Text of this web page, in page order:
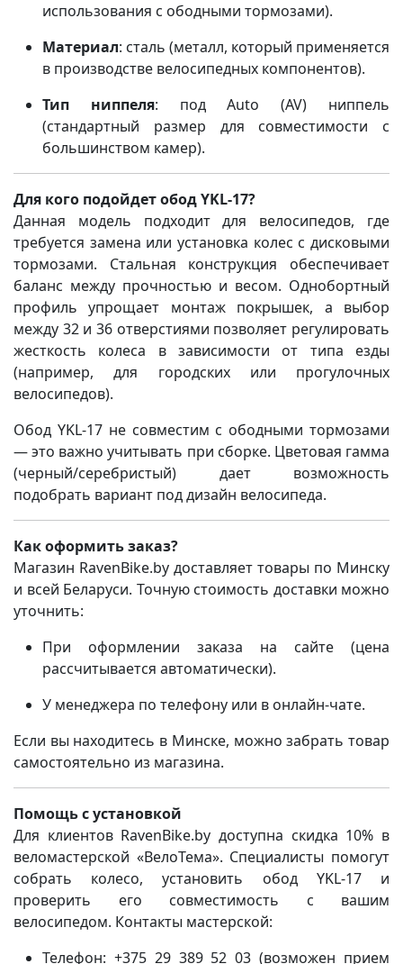
использования с ободными тормозами).
Материал: сталь (металл, который применяется
в производстве велосипедных компонентов).
Тип ниппеля: под Auto (AV) ниппель
(стандартный размер для совместимости с
большинством камер).
Для кого подойдет обод YKL-17?
Данная модель подходит для велосипедов, где
требуется замена или установка колес с дисковыми
тормозами. Стальная конструкция обеспечивает
баланс между прочностью и весом. Однобортный
профиль упрощает монтаж покрышек, а выбор
между 32 и 36 отверстиями позволяет регулировать
жесткость колеса в зависимости от типа езды
(например, для городских или прогулочных
велосипедов).
Обод YKL-17 не совместим с ободными тормозами
— это важно учитывать при сборке. Цветовая гамма
(черный/серебристый) дает возможность
подобрать вариант под дизайн велосипеда.
Как оформить заказ?
Магазин RavenBike.by доставляет товары по Минску
и всей Беларуси. Точную стоимость доставки можно
уточнить:
При оформлении заказа на сайте (цена
рассчитывается автоматически).
У менеджера по телефону или в онлайн-чате.
Если вы находитесь в Минске, можно забрать товар
самостоятельно из магазина.
Помощь с установкой
Для клиентов RavenBike.by доступна скидка 10% в
веломастерской «ВелоТема». Специалисты помогут
собрать колесо, установить обод YKL-17 и
проверить его совместимость с вашим
велосипедом. Контакты мастерской:
Телефон: +375 29 389 52 03 (возможен прием